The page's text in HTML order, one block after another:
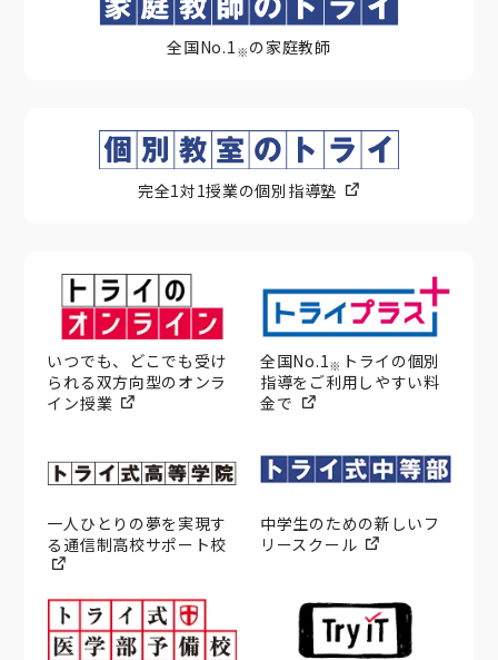
全国No.1 ※ の家庭教師
完全1対1授業の個別指導塾
いつでも、どこでも受け
られる双方向型のオンラ
イン授業
全国No.1※ トライの個別
指導をご利用しやすい料
金で
一人ひとりの夢を実現す
る通信制高校サポート校
中学生のための新しいフ
リースクール